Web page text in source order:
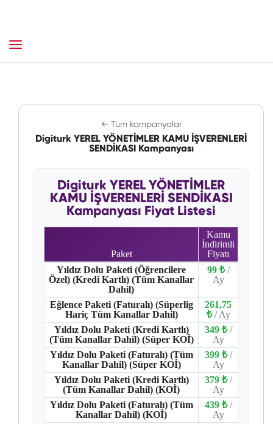
← Tüm kampanyalar
Digiturk YEREL YÖNETİMLER KAMU İŞVERENLERİ
SENDİKASI Kampanyası
Digiturk YEREL YÖNETİMLER
KAMU İŞVERENLERİ SENDİKASI
Kampanyası Fiyat Listesi
Paket
Kamu
İndirimli
Fiyatı
Yıldız Dolu Paketi (Öğrencilere
Özel) (Kredi Kartlı) (Tüm Kanallar
Dahil)
99 ₺ /
Ay
Eğlence Paketi (Faturalı) (Süperlig
Hariç Tüm Kanallar Dahil)
261,75
₺ / Ay
Yıldız Dolu Paketi (Kredi Kartlı)
(Tüm Kanallar Dahil) (Süper KOİ)
349 ₺ /
Ay
Yıldız Dolu Paketi (Faturalı) (Tüm
Kanallar Dahil) (Süper KOİ)
399 ₺ /
Ay
Yıldız Dolu Paketi (Kredi Kartlı)
(Tüm Kanallar Dahil) (KOİ)
379 ₺ /
Ay
Yıldız Dolu Paketi (Faturalı) (Tüm
Kanallar Dahil) (KOİ)
439 ₺ /
Ay